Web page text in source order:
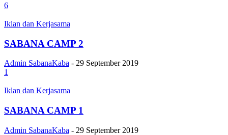
6
Iklan dan Kerjasama
SABANA CAMP 2
Admin SabanaKaba - 29 September 2019
1
Iklan dan Kerjasama
SABANA CAMP 1
Admin SabanaKaba - 29 September 2019